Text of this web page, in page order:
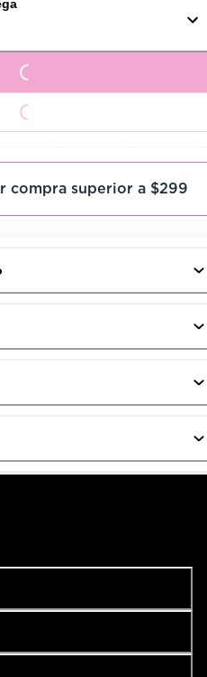
Loading...
Loading...
compra superior a $299